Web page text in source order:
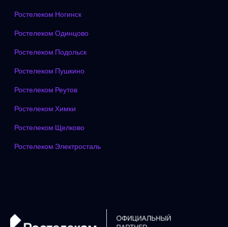
Ростелеком Ногинск
Ростелеком Одинцово
Ростелеком Подольск
Ростелеком Пушкино
Ростелеком Реутов
Ростелеком Химки
Ростелеком Щелково
Ростелеком Электросталь